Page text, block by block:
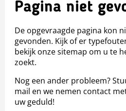
Pagina niet
De opgevraagde pagina kon
gevonden. Kijk of er
bekijk onze sitemap om u te
zoekt.
Nog een ander probleem?
mail en we nemen contact
uw geduld!